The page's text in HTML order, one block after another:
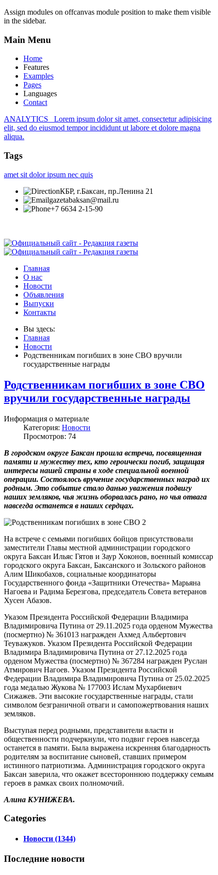
Assign modules on offcanvas module position to make them visible
in the sidebar.
Main Menu
Home
Features
Examples
Pages
Languages
Contact
ANALYTICS
Lorem ipsum dolor sit amet, consectetur adipisicing
elit, sed do eiusmod tempor incididunt ut labore et dolore magna
aliqua.
Tags
amet sit doloripsum nec quis
КБР, г.Баксан, пр.Ленина 21
gazetabaksan@mail.ru
+7 6634 2-15-90
Главная
О нас
Новости
Объявления
Выпуски
Контакты
Вы здесь:
Главная
Новости
Родственникам погибших в зоне СВО вручили
государственные награды
Родственникам погибших в зоне СВО
вручили государственные награды
Информация о материале
Категория: Новости
Просмотров: 74
В городском округе Баксан прошла встреча, посвященная
памяти и мужеству тех, кто героически погиб, защищая
интересы нашей страны в ходе специальной военной
операции. Состоялось вручение государственных наград их
родным. Это событие стало данью уважения подвигу
наших земляков, чья жизнь оборвалась рано, но чья отвага
навсегда останется в наших сердцах.
На встрече с семьями погибших бойцов присутствовали
заместители Главы местной администрации городского
округа Баксан Ильяс Гятов и Заур Хоконов, военный комиссар
городского округа Баксан, Баксанского и Зольского районов
Алим Шикобахов, социальные координаторы
Государственного фонда «Защитники Отечества» Марьяна
Нагоева и Радима Березгова, председатель Совета ветеранов
Хусен Абазов.
Указом Президента Российской Федерации Владимира
Владимировича Путина от 29.11.2025 года орденом Мужества
(посмертно) № 361013 награжден Ахмед Альбертович
Теуважуков. Указом Президента Российской Федерации
Владимира Владимировича Путина от 27.12.2025 года
орденом Мужества (посмертно) № 367284 награжден Руслан
Атмирович Нагоев. Указом Президента Российской
Федерации Владимира Владимировича Путина от 25.02.2025
года медалью Жукова № 177003 Ислам Мухарбиевич
Сижажев. Эти высокие государственные награды, стали
символом безграничной отваги и самопожертвования наших
земляков.
Выступая перед родными, представители власти и
общественности подчеркнули, что подвиг героев навсегда
останется в памяти. Была выражена искренняя благодарность
родителям за воспитание сыновей, ставших примером
истинного патриотизма. Администрация городского округа
Баксан заверила, что окажет всестороннюю поддержку семьям
героев в рамках своих полномочий.
Алина КУНИЖЕВА.
Categories
Новости (1344)
Последние новости